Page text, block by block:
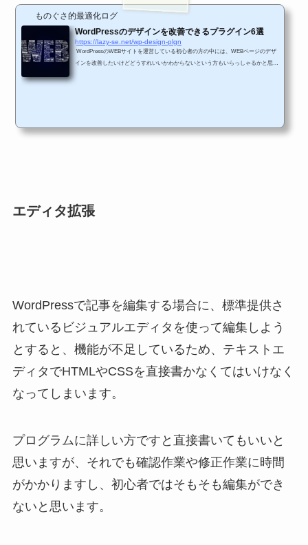
ものぐさ的最適化ログ
WordPressのデザインを改善できるプラグイン6選
https://lazy-se.net/wp-design-plgn
WordPressのWEBサイトを運営している初心者の方の中には、WEBページのデザ
インを改善したいけどどうすれいいかわからないという方もいらっしゃるかと思い
エディタ拡張
WordPressで記事を編集する場合に、標準提供さ
れているビジュアルエディタを使って編集しよう
とすると、機能が不足しているため、テキストエ
ディタでHTMLやCSSを直接書かなくてはいけなく
なってしまいます。
プログラムに詳しい方ですと直接書いてもいいと
思いますが、それでも確認作業や修正作業に時間
がかかりますし、初心者ではそもそも編集ができ
ないと思います。